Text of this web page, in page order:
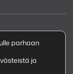
parhaan
ja